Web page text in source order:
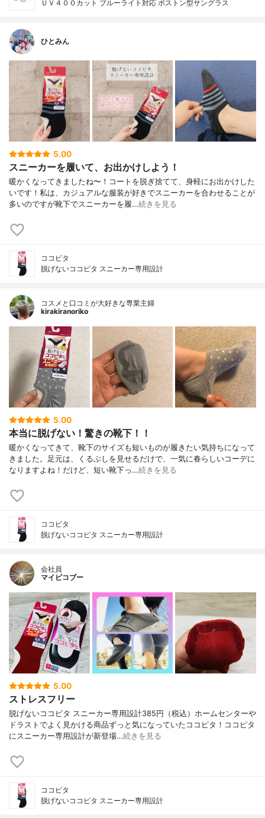
ＵＶ４００カット ブルーライト対応 ボストン型サングラス
ひとみん
5.00
スニーカーを履いて、お出かけしよう！
暖かくなってきましたね〜！コートを脱ぎ捨てて、身軽にお出かけした
いです！私は、カジュアルな服装が好きでスニーカーを合わせることが
多いのですが靴下でスニーカーを履…続きを見る
ココピタ
脱げないココピタ スニーカー専用設計
コスメと口コミが大好きな専業主婦
kirakiranoriko
5.00
本当に脱げない！驚きの靴下！！
暖かくなってきて、靴下のサイズも短いものが履きたい気持ちになって
きました。足元は、くるぶしを見せるだけで、一気に春らしいコーデに
なりますよね！だけど、短い靴下っ…続きを見る
ココピタ
脱げないココピタ スニーカー専用設計
会社員
マイピコブー
5.00
ストレスフリー
脱げないココピタ スニーカー専用設計385円（税込）ホームセンターや
ドラストでよく見かける商品ずっと気になっていたココピタ！ココピタ
にスニーカー専用設計が新登場…続きを見る
ココピタ
脱げないココピタ スニーカー専用設計